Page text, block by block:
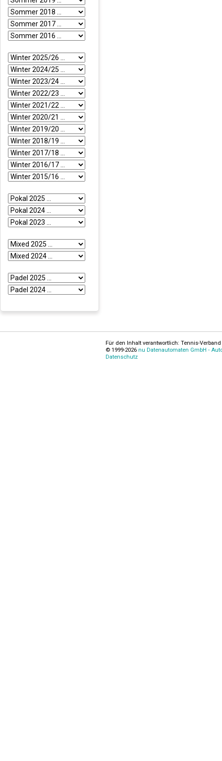
Für den Inhalt verantwortlich: Tennis-
© 1999-2026 nu Datenautomaten GmbH -
Datenschutz